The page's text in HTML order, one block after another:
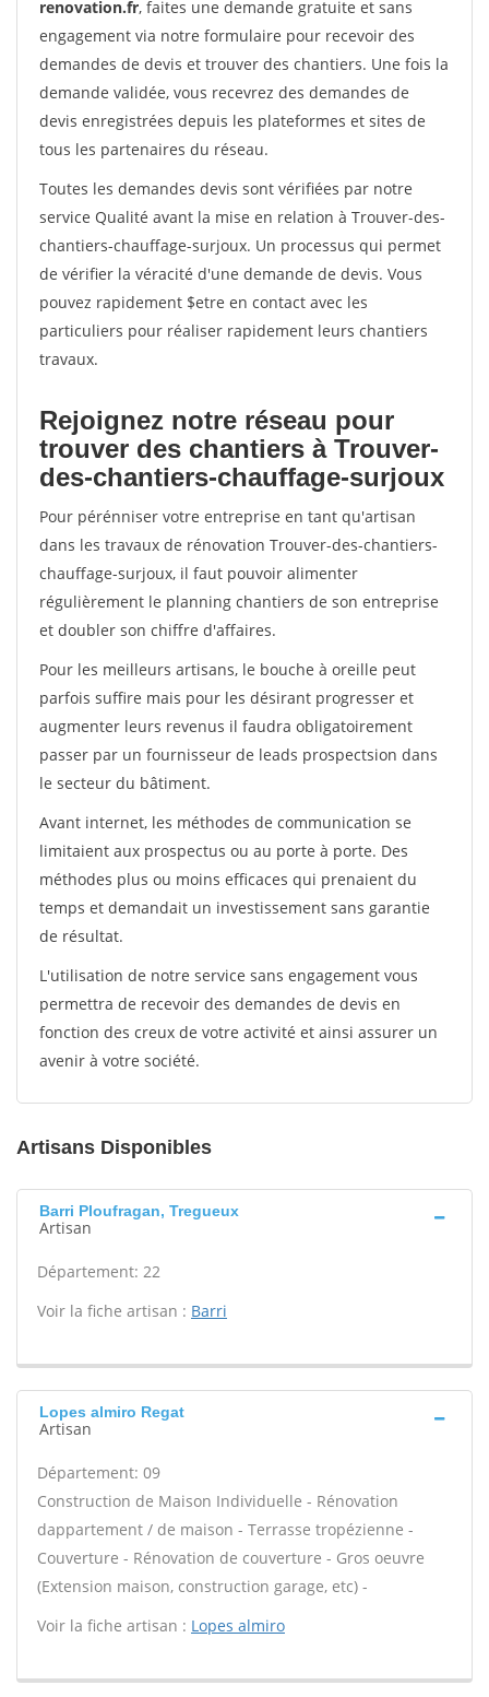
renovation.fr, faites une demande gratuite et sans
engagement via notre formulaire pour recevoir des
demandes de devis et trouver des chantiers. Une fois la
demande validée, vous recevrez des demandes de
devis enregistrées depuis les plateformes et sites de
tous les partenaires du réseau.
Toutes les demandes devis sont vérifiées par notre
service Qualité avant la mise en relation à Trouver-des-
chantiers-chauffage-surjoux. Un processus qui permet
de vérifier la véracité d'une demande de devis. Vous
pouvez rapidement $etre en contact avec les
particuliers pour réaliser rapidement leurs chantiers
travaux.
Rejoignez notre réseau pour
trouver des chantiers à Trouver-
des-chantiers-chauffage-surjoux
Pour pérénniser votre entreprise en tant qu'artisan
dans les travaux de rénovation Trouver-des-chantiers-
chauffage-surjoux, il faut pouvoir alimenter
régulièrement le planning chantiers de son entreprise
et doubler son chiffre d'affaires.
Pour les meilleurs artisans, le bouche à oreille peut
parfois suffire mais pour les désirant progresser et
augmenter leurs revenus il faudra obligatoirement
passer par un fournisseur de leads prospectsion dans
le secteur du bâtiment.
Avant internet, les méthodes de communication se
limitaient aux prospectus ou au porte à porte. Des
méthodes plus ou moins efficaces qui prenaient du
temps et demandait un investissement sans garantie
de résultat.
L'utilisation de notre service sans engagement vous
permettra de recevoir des demandes de devis en
fonction des creux de votre activité et ainsi assurer un
avenir à votre société.
Artisans Disponibles
Barri Ploufragan, Tregueux
Artisan
Département: 22
Voir la fiche artisan : Barri
Lopes almiro Regat
Artisan
Département: 09
Construction de Maison Individuelle - Rénovation
dappartement / de maison - Terrasse tropézienne -
Couverture - Rénovation de couverture - Gros oeuvre
(Extension maison, construction garage, etc) -
Voir la fiche artisan : Lopes almiro